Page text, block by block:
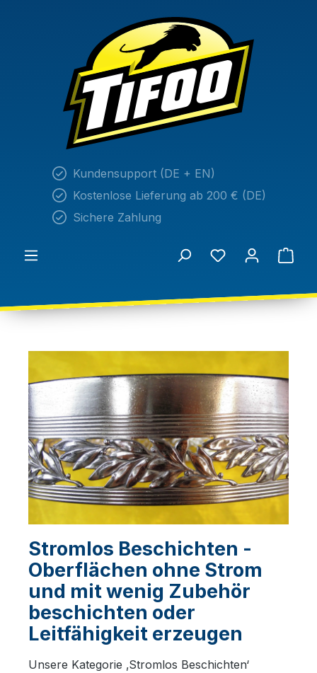
Kundensupport (DE + EN)
Kostenlose Lieferung ab 200 € (DE)
Sichere Zahlung
Stromlos Beschichten -
Oberflächen ohne Strom
und mit wenig Zubehör
beschichten oder
Leitfähigkeit erzeugen
Unsere Kategorie ‚Stromlos Beschichten‘